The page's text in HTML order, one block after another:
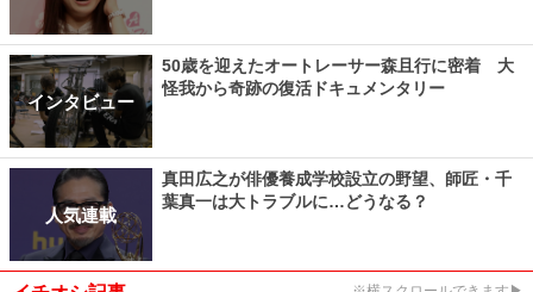
インタビュー
50歳を迎えたオートレーサー森且行に密着 大
怪我から奇跡の復活ドキュメンタリー
人気連載
真田広之が俳優養成学校設立の野望、師匠・千
葉真一は大トラブルに…どうなる？